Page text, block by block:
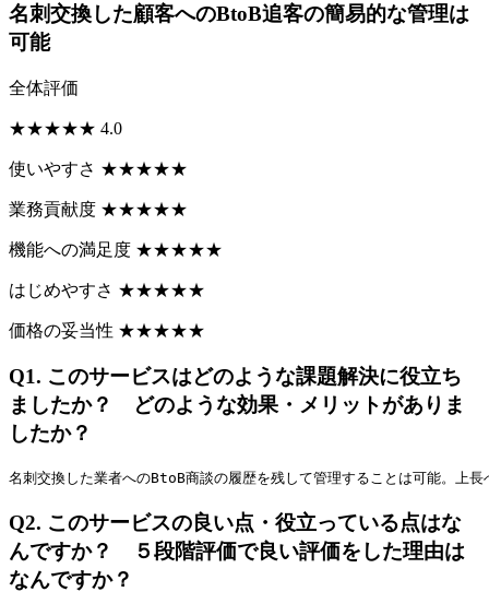
名刺交換した顧客へのBtoB追客の簡易的な管理は
可能
全体評価
★★★★★ 4.0
使いやすさ ★★★★★
業務貢献度 ★★★★★
機能への満足度 ★★★★★
はじめやすさ ★★★★★
価格の妥当性 ★★★★★
Q1. このサービスはどのような課題解決に役立ち
ましたか？ どのような効果・メリットがありま
したか？
名刺交換した業者へのBtoB商談の履歴を残して管理することは可能。上
Q2. このサービスの良い点・役立っている点はな
んですか？ ５段階評価で良い評価をした理由は
なんですか？